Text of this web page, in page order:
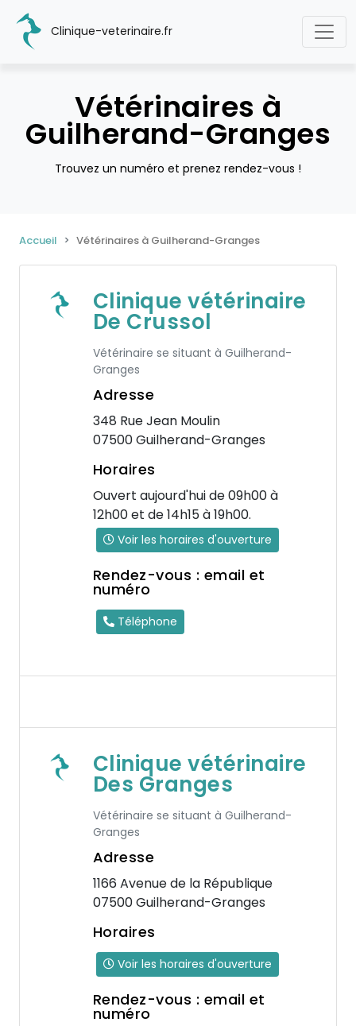
Clinique-veterinaire.fr
Vétérinaires à
Guilherand-Granges
Trouvez un numéro et prenez rendez-vous !
Accueil Vétérinaires à Guilherand-Granges
Clinique vétérinaire
De Crussol
Vétérinaire se situant à Guilherand-
Granges
Adresse
348 Rue Jean Moulin
07500 Guilherand-Granges
Horaires
Ouvert aujourd'hui de 09h00 à
12h00 et de 14h15 à 19h00.
Voir les horaires d'ouverture
Rendez-vous : email et
numéro
Téléphone
Clinique vétérinaire
Des Granges
Vétérinaire se situant à Guilherand-
Granges
Adresse
1166 Avenue de la République
07500 Guilherand-Granges
Horaires
Voir les horaires d'ouverture
Rendez-vous : email et
numéro